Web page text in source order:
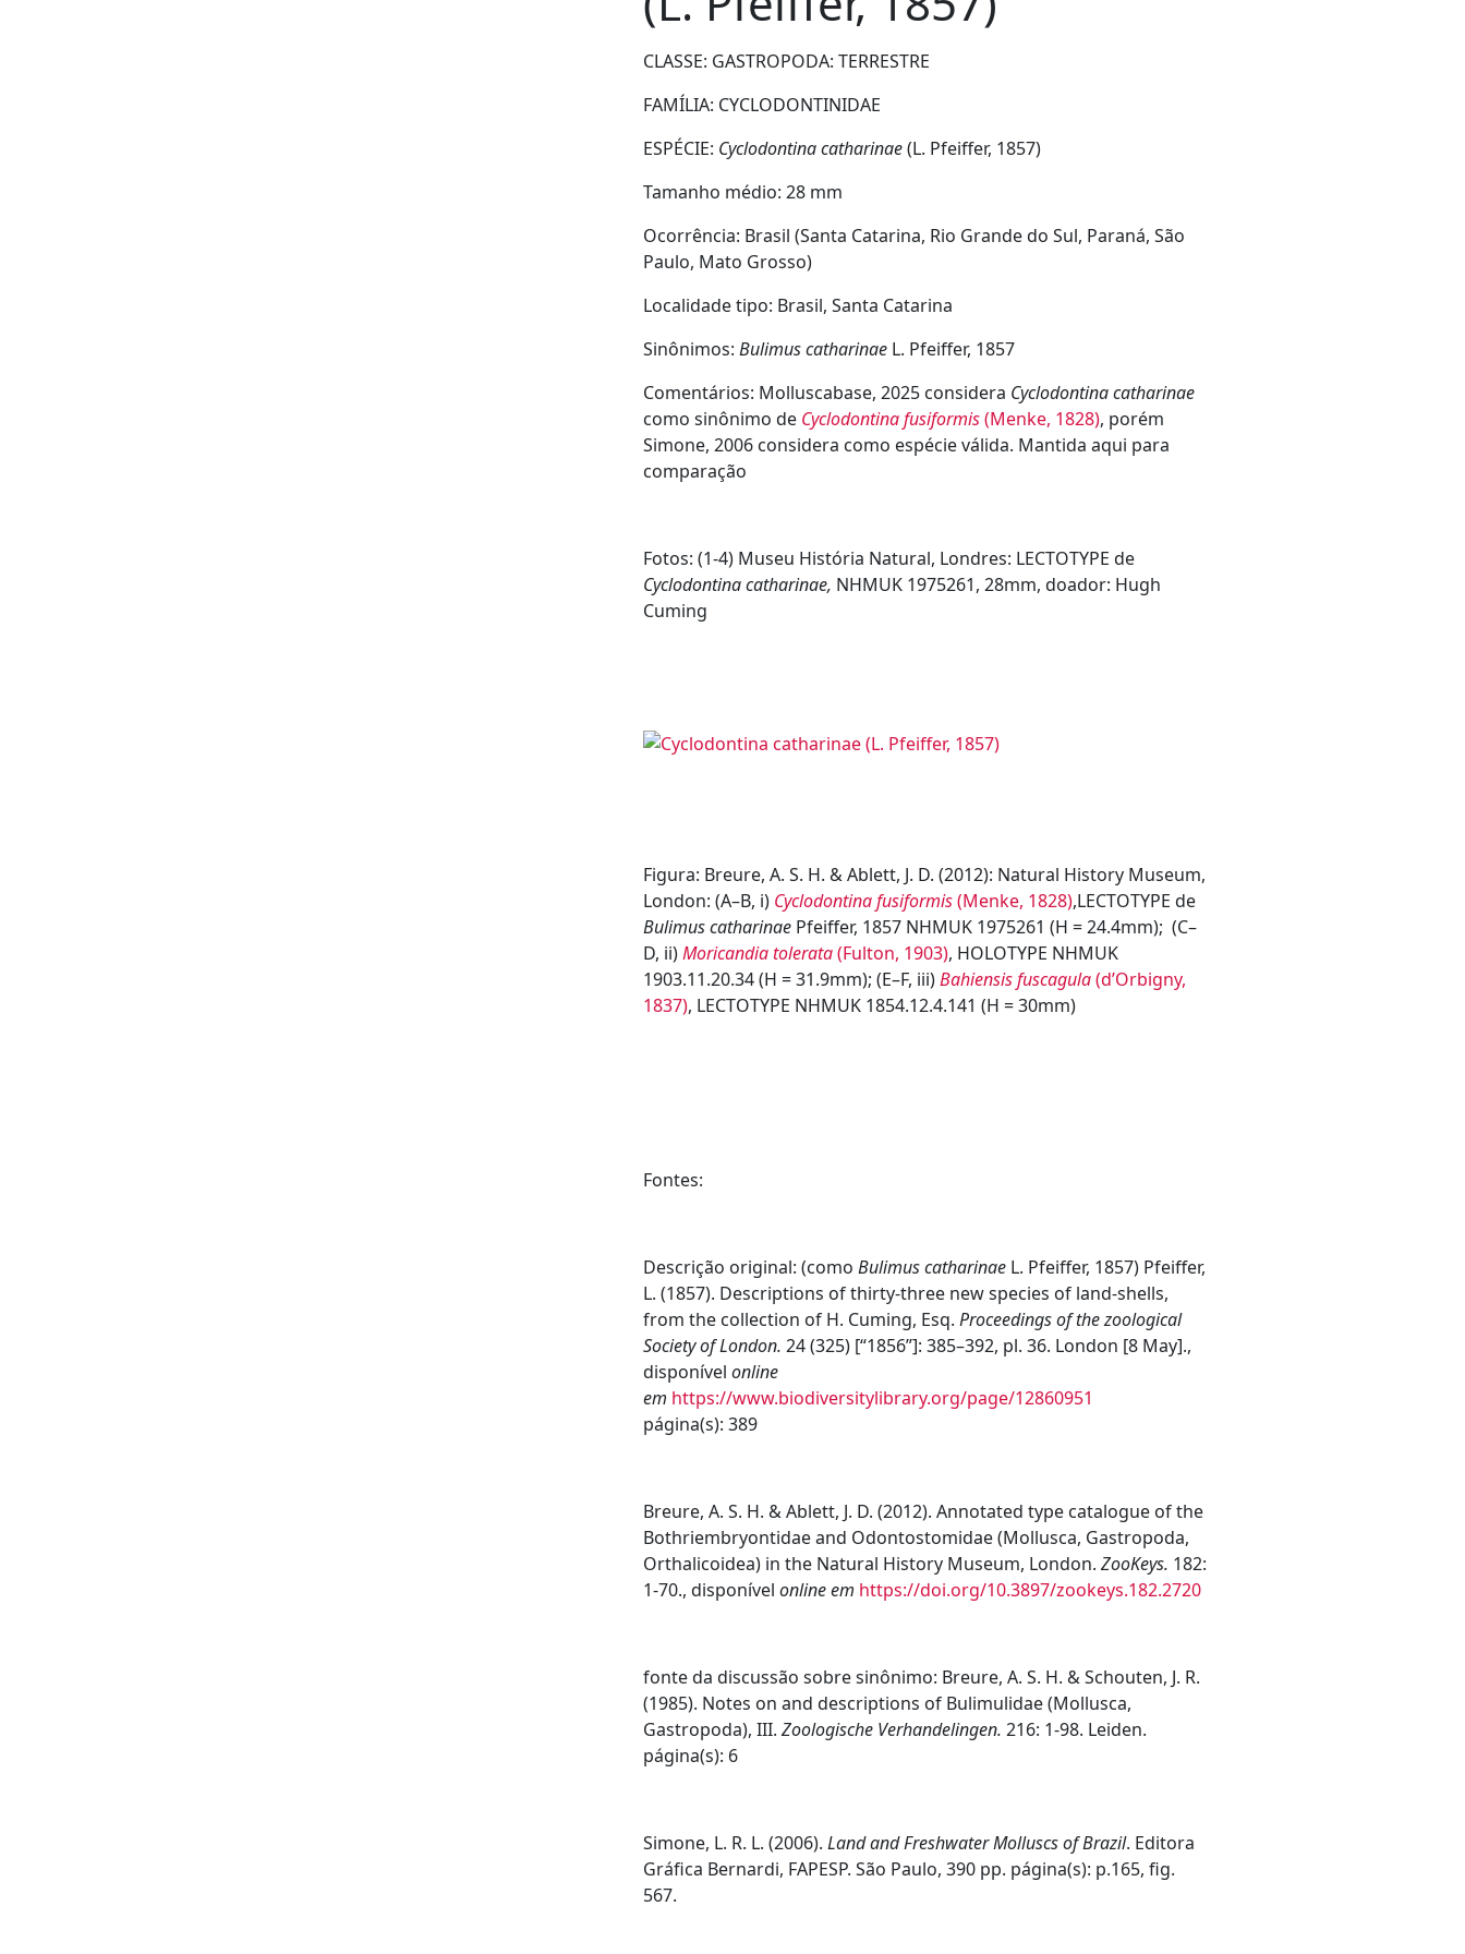
CLASSE: GASTROPODA: TERRESTRE
FAMÍLIA: CYCLODONTINIDAE
ESPÉCIE: Cyclodontina catharinae(L. Pfeiffer, 1857)
Tamanho médio: 28 mm
Ocorrência: Brasil (Santa Catarina, Rio Grande do Sul, Paraná, São
Paulo, Mato Grosso)
Localidade tipo: Brasil, Santa Catarina
Sinônimos: Bulimus catharinae L. Pfeiffer, 1857
Comentários: Molluscabase, 2025 considera Cyclodontina catharinae
como sinônimo de Cyclodontina fusiformis(Menke, 1828), porém
Simone, 2006 considera como espécie válida. Mantida aqui para
comparação
Fotos: (1-4) Museu História Natural, Londres: LECTOTYPE de
Cyclodontina catharinae, NHMUK 1975261, 28mm, doador: Hugh
Cuming
Figura: Breure, A. S. H. & Ablett, J. D. (2012): Natural History Museum,
London: (A–B, i) Cyclodontina fusiformis(Menke, 1828),LECTOTYPE de
Bulimus catharinae Pfeiffer, 1857 NHMUK 1975261 (H = 24.4mm); (C–
D, ii)Moricandia tolerata(Fulton, 1903), HOLOTYPE NHMUK
1903.11.20.34 (H = 31.9mm); (E–F, iii)Bahiensis fuscagula(d’Orbigny,
1837), LECTOTYPE NHMUK 1854.12.4.141 (H = 30mm)
Fontes:
Descrição original: (como Bulimus catharinae L. Pfeiffer, 1857) Pfeiffer,
L. (1857). Descriptions of thirty-three new species of land-shells,
from the collection of H. Cuming, Esq. Proceedings of the zoological
Society of London. 24 (325) [“1856”]: 385–392, pl. 36. London [8 May].,
disponível online
em https://www.biodiversitylibrary.org/page/12860951
página(s): 389
Breure, A. S. H. & Ablett, J. D. (2012). Annotated type catalogue of the
Bothriembryontidae and Odontostomidae (Mollusca, Gastropoda,
Orthalicoidea) in the Natural History Museum, London. ZooKeys. 182:
1-70., disponível online em https://doi.org/10.3897/zookeys.182.2720
fonte da discussão sobre sinônimo: Breure, A. S. H. & Schouten, J. R.
(1985). Notes on and descriptions of Bulimulidae (Mollusca,
Gastropoda), III. Zoologische Verhandelingen. 216: 1-98. Leiden.
página(s): 6
Simone, L. R. L. (2006). Land and Freshwater Molluscs of Brazil. Editora
Gráfica Bernardi, FAPESP. São Paulo, 390 pp. página(s): p.165, fig.
567.